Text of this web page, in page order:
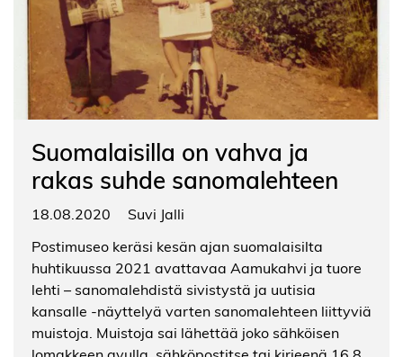
Suomalaisilla on vahva ja
rakas suhde sanomalehteen
18.08.2020
Suvi Jalli
Postimuseo keräsi kesän ajan suomalaisilta
huhtikuussa 2021 avattavaa Aamukahvi ja tuore
lehti – sanomalehdistä sivistystä ja uutisia
kansalle -näyttelyä varten sanomalehteen liittyviä
muistoja. Muistoja sai lähettää joko sähköisen